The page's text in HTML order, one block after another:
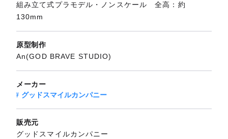
組み立て式プラモデル・ノンスケール 全高：約
130mm
原型制作
An(GOD BRAVE STUDIO)
メーカー
グッドスマイルカンパニー
販売元
グッドスマイルカンパニー